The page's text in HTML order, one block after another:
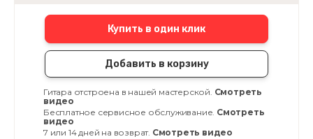
Купить в один клик
Добавить в корзину
Гитара отстроена в нашей мастерской. Смотреть
видео
Бесплатное сервисное обслуживание. Смотреть
видео
7 или 14 дней на возврат. Смотреть видео